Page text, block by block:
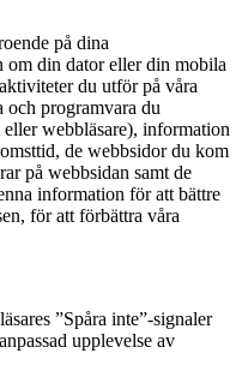
på dina
om din dator eller din mobila
du utför på våra
och programvara du
webbläsare), information
de webbsidor du kom
på webbsidan samt de
information för att bättre
för att förbättra våra
”Spåra inte”-signaler
upplevelse av